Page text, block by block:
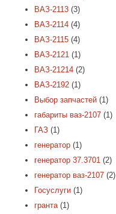
ВАЗ-2113 (3)
ВАЗ-2114 (4)
ВАЗ-2115 (4)
ВАЗ-2121 (1)
ВАЗ-21214 (2)
ВАЗ-2192 (1)
Выбор запчастей (1)
габариты ваз-2107 (1)
ГАЗ (1)
генератор (1)
генератор 37.3701 (2)
генератор ваз-2107 (2)
Госуслуги (1)
гранта (1)